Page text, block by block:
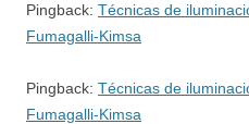
Pingback: Técnicas de
Fumagalli-Kimsa
Pingback: Técnicas de
Fumagalli-Kimsa